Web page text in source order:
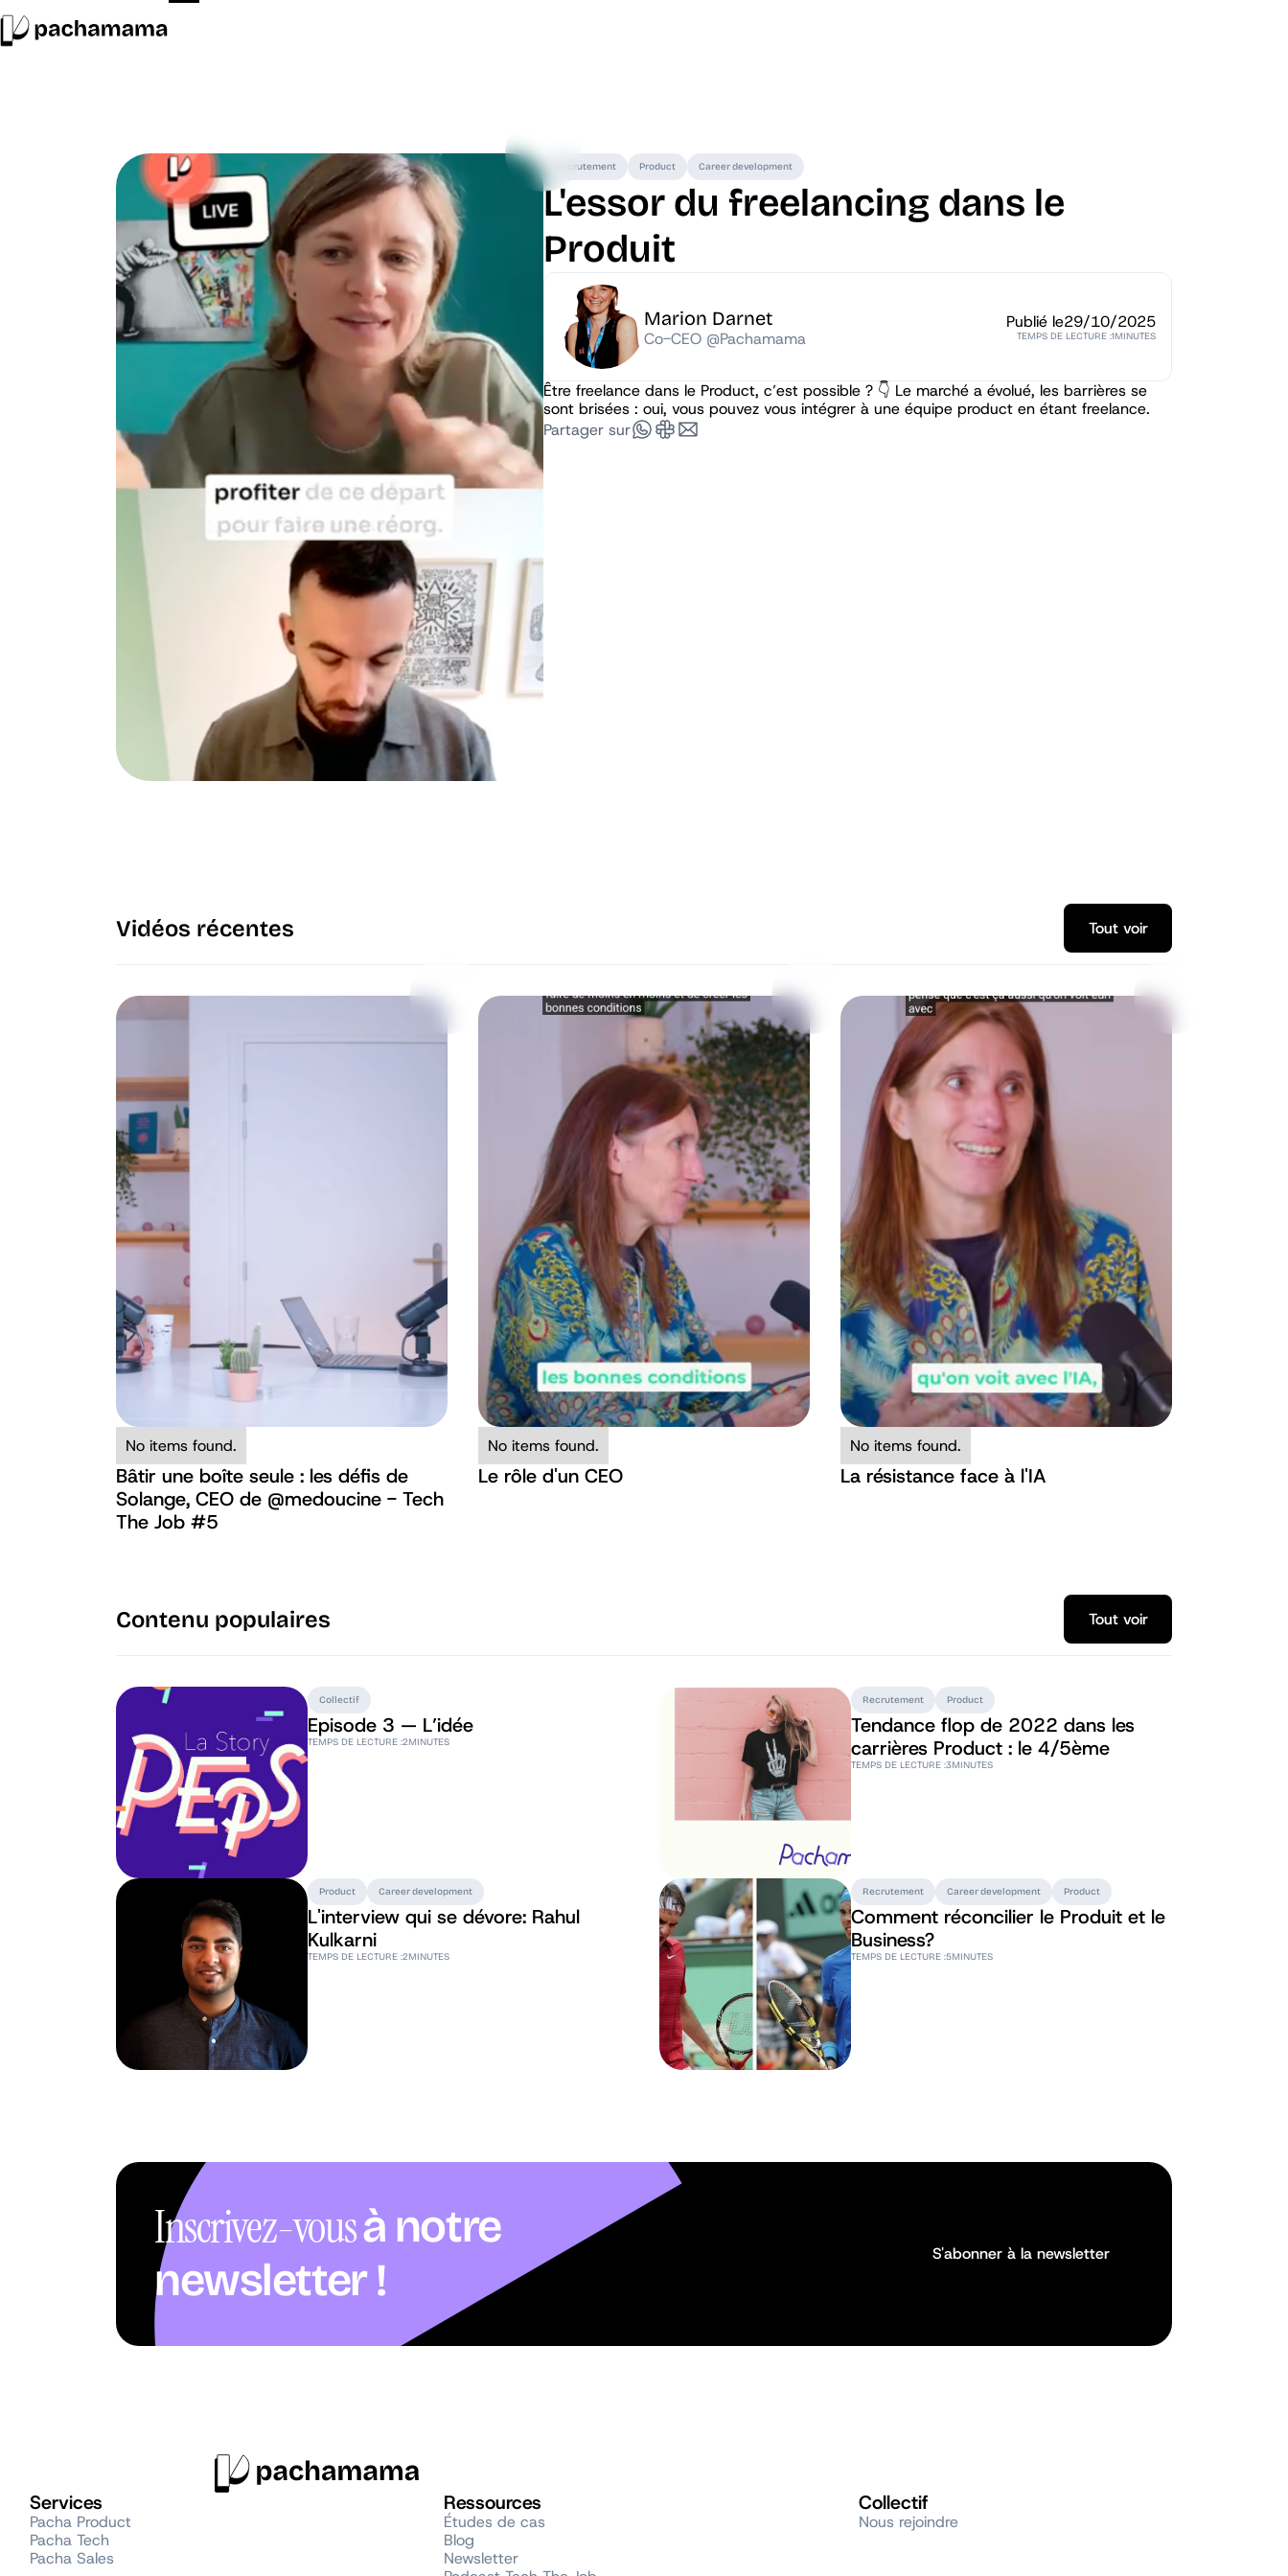
Recrutement Product Career development
L'essor du freelancing dans le
Produit
Marion Darnet
Co-CEO @Pachamama
Publié le29/10/2025
TEMPS DE LECTURE :1MINUTES
Être freelance dans le Product, c’est possible ? 👇 Le marché a évolué, les barrières se
sont brisées : oui, vous pouvez vous intégrer à une équipe product en étant freelance.
Partager sur
Vidéos récentes
Tout voir
Tout voir
No items found.
Bâtir une boîte seule : les défis de
Solange, CEO de ‪@medoucine‬ - Tech
The Job #5
No items found.
Le rôle d'un CEO
No items found.
La résistance face à l'IA
Contenu populaires
Tout voir
Tout voir
Collectif
Episode 3 — L’idée
TEMPS DE LECTURE :2MINUTES
Recrutement Product
Tendance flop de 2022 dans les
carrières Product : le 4/5ème
TEMPS DE LECTURE :3MINUTES
Product Career development
L'interview qui se dévore: Rahul
Kulkarni
TEMPS DE LECTURE :2MINUTES
Recrutement Career development Product
Comment réconcilier le Produit et le
Business?
TEMPS DE LECTURE :5MINUTES
Inscrivez-vousà notre
newsletter !
S'abonner à la newsletter
Services
Pacha Product
Pacha Tech
Pacha Sales
Ressources
Études de cas
Blog
Newsletter
Collectif
Nous rejoindre